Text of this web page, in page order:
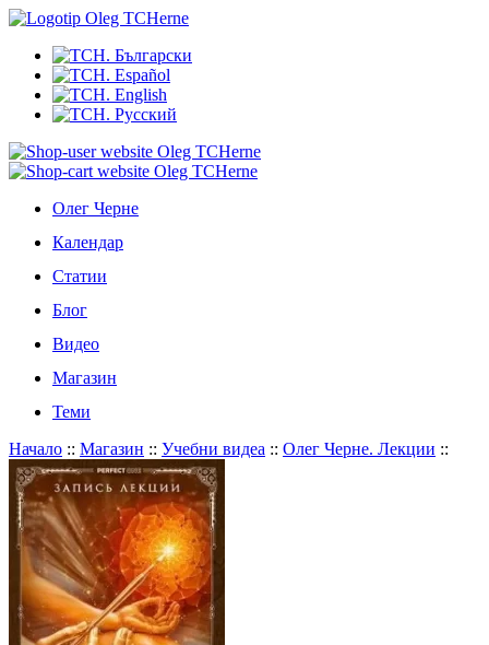
Олег Черне
Календар
Статии
Блог
Видео
Магазин
Теми
Начало :: Магазин :: Учебни видеа :: Олег Черне. Лекции ::